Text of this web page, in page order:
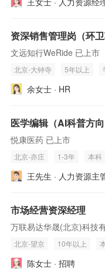
资深销售管理岗（环卫
文远知行WeRide 已上市
北京-大钟寺 5年以上
余女士 · HR
悦康医药 已上市
北京-亦庄 1-3年 本科
王先生 · 人力资源主
市场经营资深经理
万联易达华晟(北京)科技
北京-望京 10年以上
陈女士 · 招聘